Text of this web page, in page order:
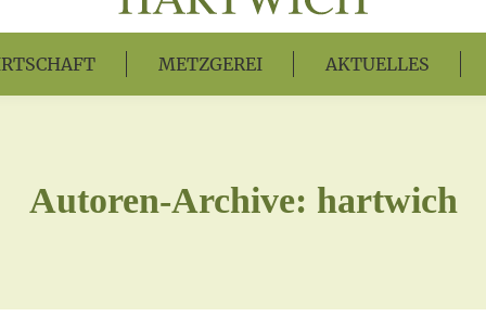
METZGEREI AKTUELLES
Autoren-Archive: hartwich